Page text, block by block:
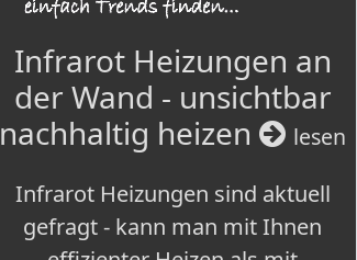
Infrarot Heizungen an
der Wand - unsichtbar
nachhaltig heizen
lesen
Infrarot Heizungen sind aktuell
gefragt - kann man mit Ihnen